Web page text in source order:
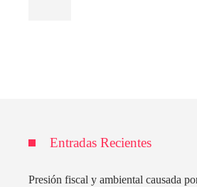
Entradas Recientes
Presión fiscal y ambiental causada